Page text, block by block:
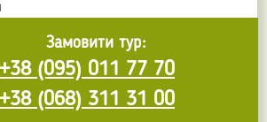
Замовити тур:
+38 (095) 011 77 70
+38 (068) 311 31 00